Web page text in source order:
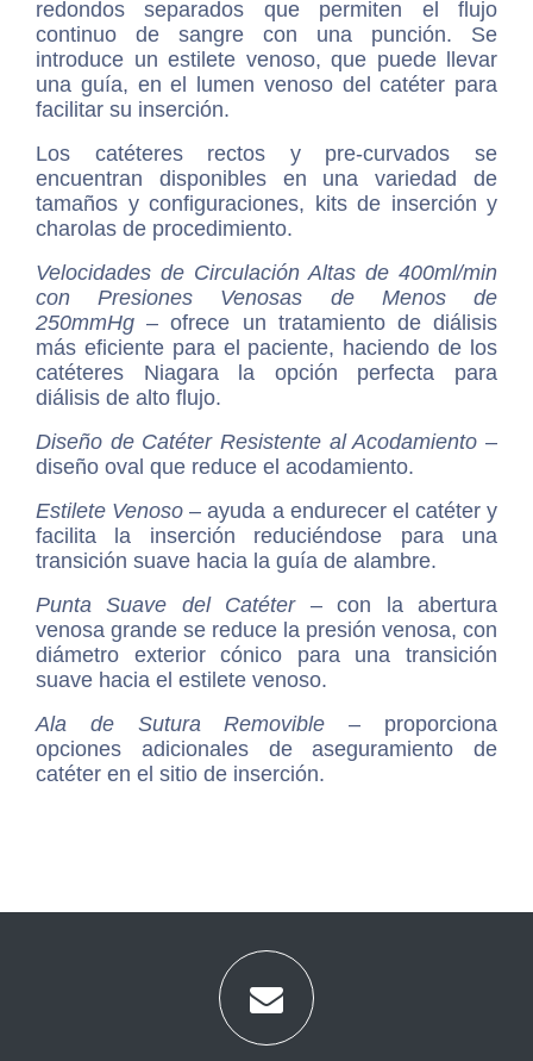
redondos separados que permiten el flujo
continuo de sangre con una punción. Se
introduce un estilete venoso, que puede llevar
una guía, en el lumen venoso del catéter para
facilitar su inserción.
Los catéteres rectos y pre-curvados se
encuentran disponibles en una variedad de
tamaños y configuraciones, kits de inserción y
charolas de procedimiento.
Velocidades de Circulación Altas de 400ml/min
con Presiones Venosas de Menos de
250mmHg – ofrece un tratamiento de diálisis
más eficiente para el paciente, haciendo de los
catéteres Niagara la opción perfecta para
diálisis de alto flujo.
Diseño de Catéter Resistente al Acodamiento –
diseño oval que reduce el acodamiento.
Estilete Venoso – ayuda a endurecer el catéter y
facilita la inserción reduciéndose para una
transición suave hacia la guía de alambre.
Punta Suave del Catéter– con la abertura
venosa grande se reduce la presión venosa, con
diámetro exterior cónico para una transición
suave hacia el estilete venoso.
Ala de Sutura Removible – proporciona
opciones adicionales de aseguramiento de
catéter en el sitio de inserción.